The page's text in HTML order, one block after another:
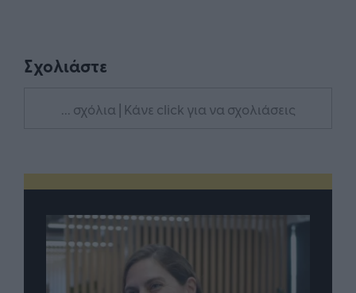
Σχολιάστε
... σχόλια | Κάνε click για να σχολιάσεις